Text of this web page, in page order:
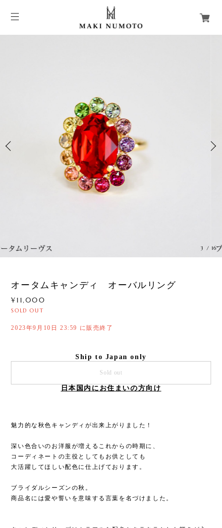
3 / 16
オータムキャンディ オーバルリング
¥11,000
SOLD OUT
2023年9月10日 23:59 に販売終了
Ship to Japan only
Sold out
日本国内にお住まいの方向け
魅力的な秋色キャンディが出来上がりました！
深い色合いのお洋服が増えるこれからの時期に、
コーディネートの主役としてもお供としても
大活躍してほしい配色に仕上げております。
ブライダルシーズンの秋。
商品名には愛や誓いを意味する言葉を名づけました。